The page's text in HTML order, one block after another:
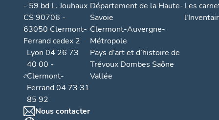
- 59 bd L. Jouhaux
CS 90706 -
63050 Clermont-
Ferrand cedex 2
Lyon 04 26 73
40 00 -
Clermont-
Ferrand 04 73 31
85 92
Nous contacter
Département de la Haute-
Savoie
Clermont-Auvergne-
Métropole
Pays d’art et d’histoire de
Trévoux Dombes Saône
Vallée
Les